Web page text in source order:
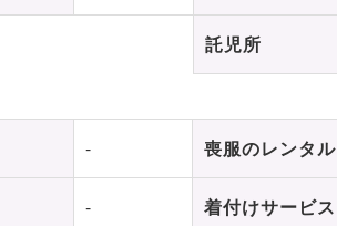
託児所
- 喪服のレンタル
- 着付けサービス